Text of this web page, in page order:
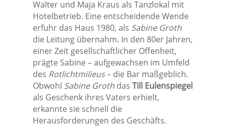
Walter und Maja Kraus als Tanzlokal mit
Hotelbetrieb. Eine entscheidende Wende
erfuhr das Haus 1980, als Sabine Groth
die Leitung übernahm. In den 80er Jahren,
einer Zeit gesellschaftlicher Offenheit,
prägte Sabine – aufgewachsen im Umfeld
des Rotlichtmilieus– die Bar maßgeblich.
Obwohl Sabine Grothdas Till Eulenspiegel
als Geschenk ihres Vaters erhielt,
erkannte sie schnell die
Herausforderungen des Geschäfts.